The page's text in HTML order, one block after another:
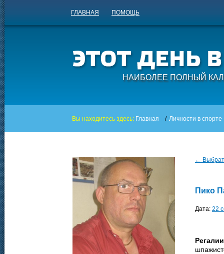
ГЛАВНАЯ ПОМОЩЬ
НАИБОЛЕЕ ПОЛНЫЙ
Вы находитесь здесь: Главная / Личности в спорте
←
Пико
Дата: 22